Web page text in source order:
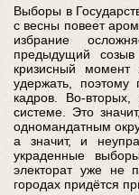
Выборы в
с весны повеет
избрание
предыдущий
кризисный
удержать, поэтому
кадров. Во-
системе. Это
одномандатным
а значит, и
украденные
электорат уже не
городах придётся